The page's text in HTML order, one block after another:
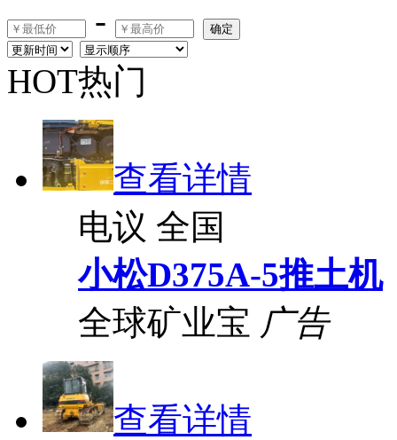
-
确定
HOT热门
查看详情
电议 全国
小松D375A-5推土机
全球矿业宝 广告
查看详情